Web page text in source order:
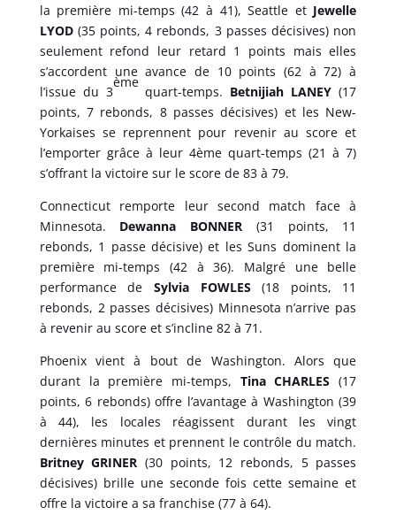
la première mi-temps (42 à 41), Seattle et Jewelle
LYOD(35 points, 4 rebonds, 3 passes décisives) non
seulement refond leur retard 1 points mais elles
s’accordent une avance de 10 points (62 à 72) à
l’issue du 3
ème
quart-temps. Betnijiah LANEY(17
points, 7 rebonds, 8 passes décisives) et les New-
Yorkaises se reprennent pour revenir au score et
l’emporter grâce à leur 4ème quart-temps (21 à 7)
s’offrant la victoire sur le score de 83 à 79.
Connecticut remporte leur second match face à
Minnesota. Dewanna BONNER (31 points, 11
rebonds, 1 passe décisive) et les Suns dominent la
première mi-temps (42 à 36). Malgré une belle
performance de Sylvia FOWLES(18 points, 11
rebonds, 2 passes décisives) Minnesota n’arrive pas
à revenir au score et s’incline 82 à 71.
Phoenix vient à bout de Washington. Alors que
durant la première mi-temps, Tina CHARLES(17
points, 6 rebonds) offre l’avantage à Washington (39
à 44), les locales réagissent durant les vingt
dernières minutes et prennent le contrôle du match.
Britney GRINER (30 points, 12 rebonds, 5 passes
décisives) brille une seconde fois cette semaine et
offre la victoire a sa franchise (77 à 64).